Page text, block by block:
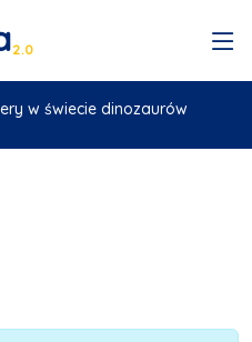
2.0
w świecie dinozaurów